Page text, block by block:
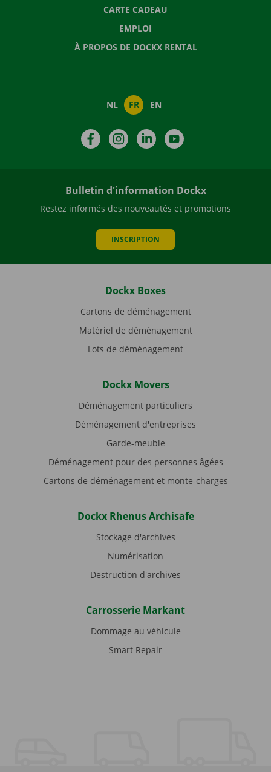
CARTE CADEAU
EMPLOI
À PROPOS DE DOCKX RENTAL
NL FR EN
FacebookInstagramLinkedIn
Bulletin d'information Dockx
Restez informés des nouveautés et promotions
INSCRIPTION
Dockx Boxes
Cartons de déménagement
Matériel de déménagement
Lots de déménagement
Dockx Movers
Déménagement particuliers
Déménagement d'entreprises
Garde-meuble
Déménagement pour des personnes âgées
Cartons de déménagement et monte-charges
Dockx Rhenus Archisafe
Stockage d'archives
Numérisation
Destruction d'archives
Carrosserie Markant
Dommage au véhicule
Smart Repair